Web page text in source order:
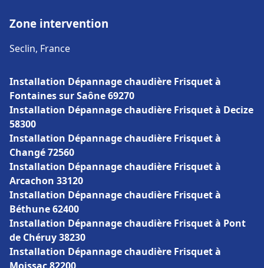
Zone intervention
Seclin, France
Installation Dépannage chaudière Frisquet à
Fontaines sur Saône 69270
Installation Dépannage chaudière Frisquet à Decize
58300
Installation Dépannage chaudière Frisquet à
Changé 72560
Installation Dépannage chaudière Frisquet à
Arcachon 33120
Installation Dépannage chaudière Frisquet à
Béthune 62400
Installation Dépannage chaudière Frisquet à Pont
de Chéruy 38230
Installation Dépannage chaudière Frisquet à